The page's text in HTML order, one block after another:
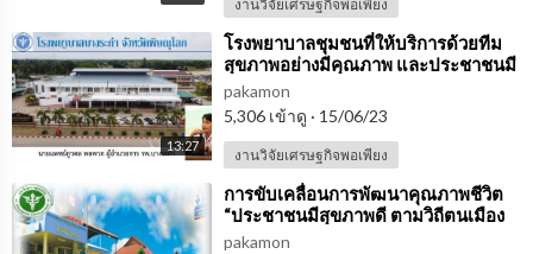
งานวิจัยเศรษฐกิจพอเพียง
13:27
⁣โรงพยาบาลชุมชนที่ให้บริการด้วยทีม
สุขภาพอย่างมีคุณภาพ และประชาชนมี
ส่วนร่วม
pakamon
5,306 เข้าดู · 15/06/23
งานวิจัยเศรษฐกิจพอเพียง
⁣การขับเคลื่อนการพัฒนาคุณภาพชีวิต
“ประชาชนมีสุขภาพดี ตามวิถีตนเมือง
ตรอน”
pakamon